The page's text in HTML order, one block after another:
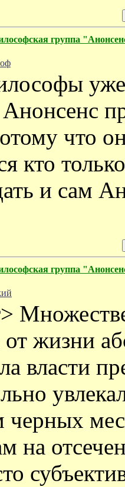
группа
уже
что
кто
и сам
группа
от жизни
власти
черных
на